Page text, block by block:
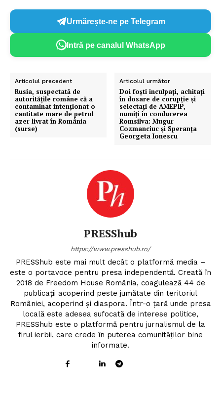
Urmărește-ne pe Telegram
Intră pe canalul WhatsApp
Articolul precedent
​Rusia, suspectată de
autoritățile române că a
contaminat intenționat o
cantitate mare de petrol
azer livrat în România
(surse)
Articolul următor
​Doi foști inculpați, achitați
în dosare de corupție și
selectați de AMEPIP,
numiți în conducerea
Romsilva: Mugur
Cozmanciuc și Speranța
Georgeta Ionescu
PRESShub
https://www.presshub.ro/
PRESShub este mai mult decât o platformă media –
este o portavoce pentru presa independentă. Creată în
2018 de Freedom House România, coagulează 44 de
publicații acoperind peste jumătate din teritoriul
României, acoperind și diaspora. Într-o țară unde presa
locală este adesea sufocată de interese politice,
PRESShub este o platformă pentru jurnalismul de la
firul ierbii, care crede în puterea comunităților bine
informate.